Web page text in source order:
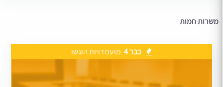
משרות חמות
כבר 4 מועמדויות הוגשו